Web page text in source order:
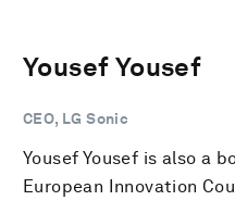
Yousef Yousef
CEO, LG Sonic
Yousef Yousef is also a
European Innovation